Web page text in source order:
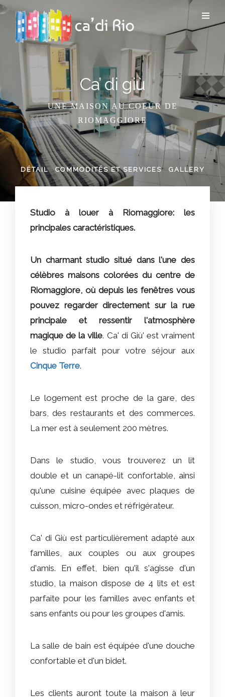
Ca’ di giù
UNE MAISON AU COEUR DE
RIOMAGGIORE
DÉTAIL COMMODITÉS ET SERVICES GALLERY
Studio à louer à Riomaggiore: les
principales caractéristiques.
Un charmant studio situé dans l'une des
célèbres maisons colorées du centre de
Riomaggiore, où depuis les fenêtres vous
pouvez regarder directement sur la rue
principale et ressentir l'atmosphère
magique de la ville. Ca' di Giù' est vraiment
le studio parfait pour votre séjour aux
Cinque Terre.
Le logement est proche de la gare, des
bars, des restaurants et des commerces.
La mer est à seulement 200 mètres.
Dans le studio, vous trouverez un lit
double et un canapé-lit confortable, ainsi
qu'une cuisine équipée avec plaques de
cuisson, micro-ondes et réfrigérateur.
Ca' di Giù est particulièrement adapté aux
familles, aux couples ou aux groupes
d'amis. En effet, bien qu'il s'agisse d'un
studio, la maison dispose de 4 lits et est
parfaite pour les familles avec enfants et
sans enfants ou pour les groupes d'amis.
La salle de bain est équipée d'une douche
confortable et d'un bidet.
Les clients auront toute la maison à leur